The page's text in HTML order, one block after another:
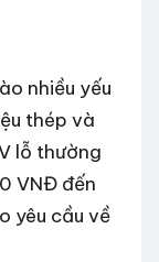
nhiều yếu
thép và
lỗ thường
VNĐ đến
yêu cầu về